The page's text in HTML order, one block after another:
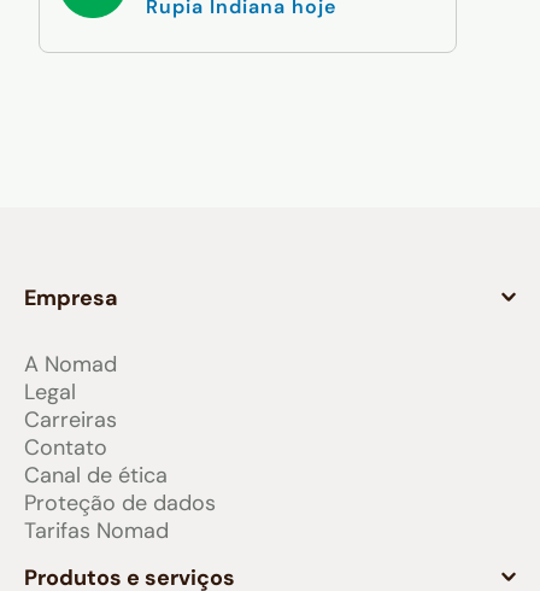
Rupia Indiana hoje
Empresa
A Nomad
Legal
Carreiras
Contato
Canal de ética
Proteção de dados
Tarifas Nomad
Produtos e serviços